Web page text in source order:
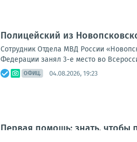
Полицейский из
Сотрудник Отдела МВД России
Федерации занял 3-е место во
ОФИЦ. 04.08.2026, 19:23
Первая помощь: знать, чтобы